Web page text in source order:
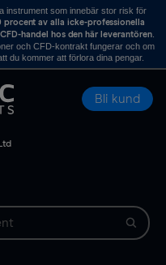
instrument som innebär stor risk för
procent av alla icke-professionella
handel hos den här leverantören.
och CFD-kontrakt fungerar och om
du kommer att förlora dina pengar.
Bli kund